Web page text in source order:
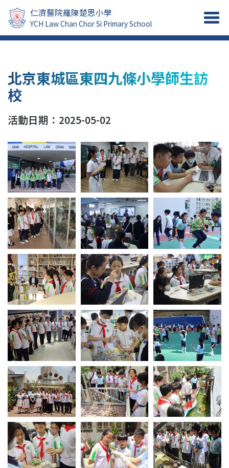
仁濟醫院羅陳楚思小學
YCH Law Chan Chor Si Primary School
北京東城區東四九條小學師生訪
校
活動日期：2025-05-02